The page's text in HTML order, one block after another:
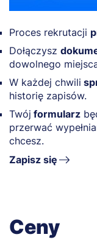
Proces rekrutacji
Dołączysz
dowolnego
W każdej chwili
historię zapisów.
Twój formularz
przerwać
chcesz.
Zapisz się
Ceny